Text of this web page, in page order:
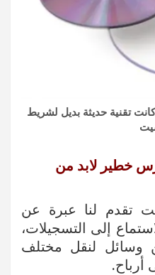
تقنية حديثة بديل لشريط
خطير لابد من
تقدم لنا عبرة عن
إلى التسجيلات،
وسائل لنقل مختلف
أرباح.